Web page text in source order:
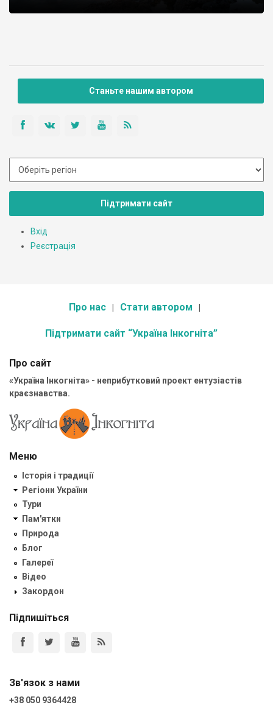
Станьте нашим автором
Підтримати сайт
Вхід
Реєстрація
Про нас Стати автором
Підтримати сайт “Україна Інкогніта”
Про сайт
«Україна Інкогніта» - неприбутковий проект ентузіастів
краєзнавства.
Меню
Історія і традиції
Регіони України
Тури
Пам'ятки
Природа
Блог
Галереї
Відео
Закордон
Підпишіться
Зв'язок з нами
+38 050 9364428